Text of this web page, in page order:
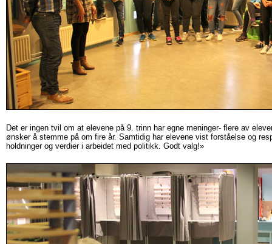
Det er ingen tvil om at elevene på 9. trinn har egne meninger- flere av
ønsker å stemme på om fire år. Samtidig har elevene vist forståelse og
holdninger og verdier i arbeidet med politikk. Godt valg!»